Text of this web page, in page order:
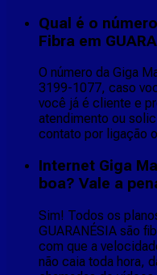
Qual é o
Fibra em
O número da Giga
3199-1077, caso
você já é cliente e
atendimento ou
contato por ligação
Internet Giga
boa? Vale a
Sim! Todos os
GUARANÉSIA são
com que a
não caia toda hora,